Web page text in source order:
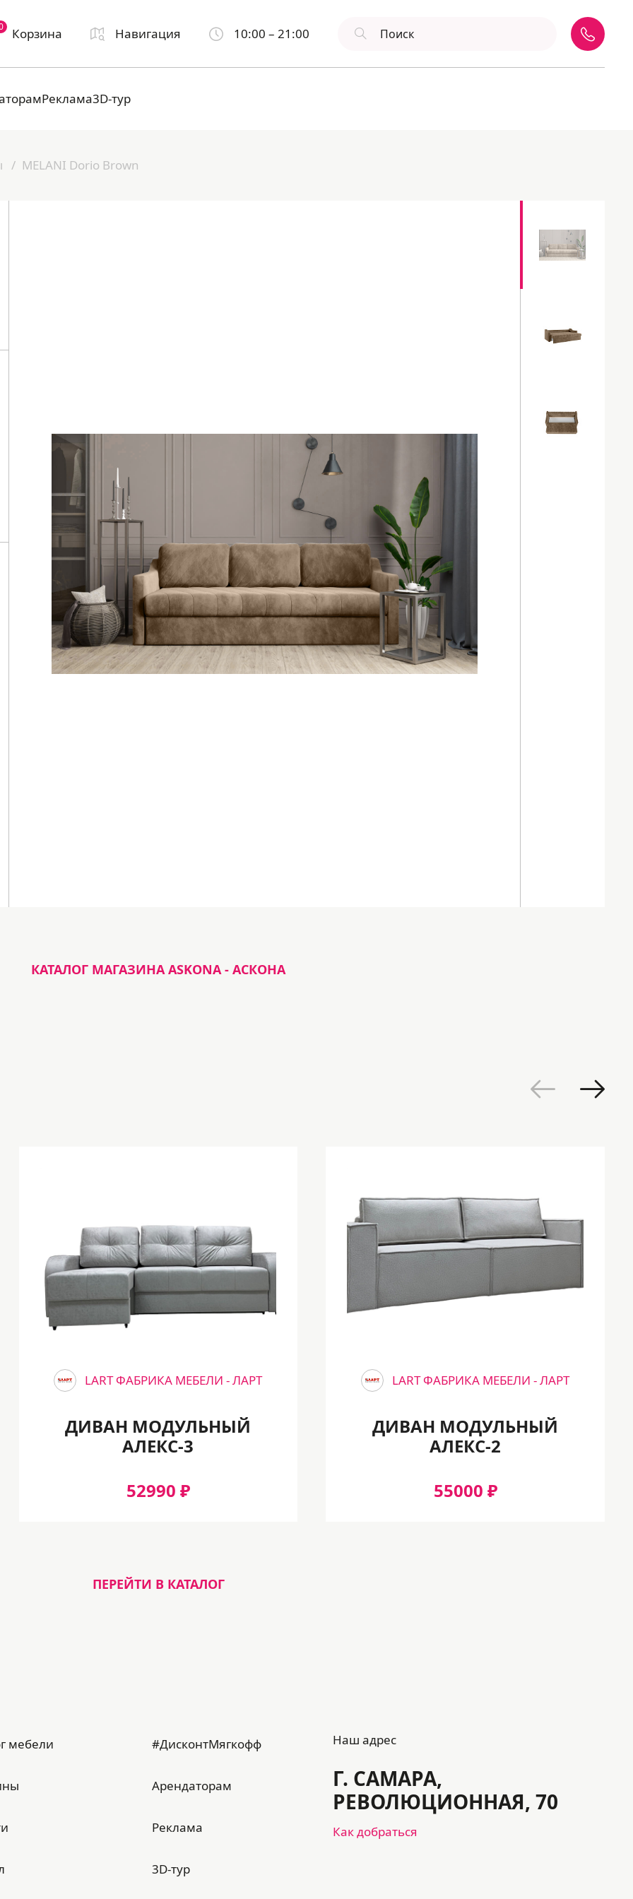
Корзина Навигация 10:00 – 21:00
Реклама3D-тур
MELANI Dorio Brown
КАТАЛОГ МАГАЗИНА ASKONA - АСКОНА
LART ФАБРИКА МЕБЕЛИ - ЛАРТ
ДИВАН МОДУЛЬНЫЙ
АЛЕКС-3
52990 ₽
LART ФАБРИКА МЕБЕЛИ - ЛАРТ
ДИВАН МОДУЛЬНЫЙ
АЛЕКС-2
55000 ₽
ПЕРЕЙТИ В КАТАЛОГ
мебели #ДисконтМягкофф
Арендаторам
Реклама
3D-тур
Наш адрес
Г. САМАРА,
РЕВОЛЮЦИОННАЯ, 70
Как добраться